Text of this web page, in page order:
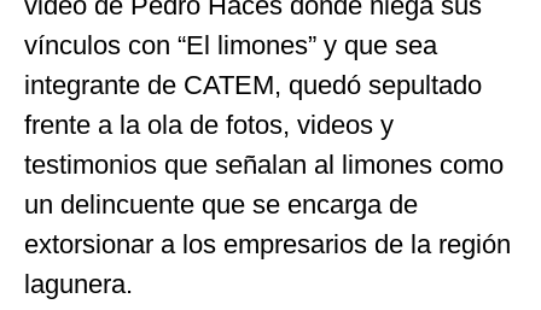
vínculos con “El limones” y que sea
integrante de CATEM, quedó sepultado
frente a la ola de fotos, videos y
testimonios que señalan al limones como
un delincuente que se encarga de
extorsionar a los empresarios de la región
lagunera.